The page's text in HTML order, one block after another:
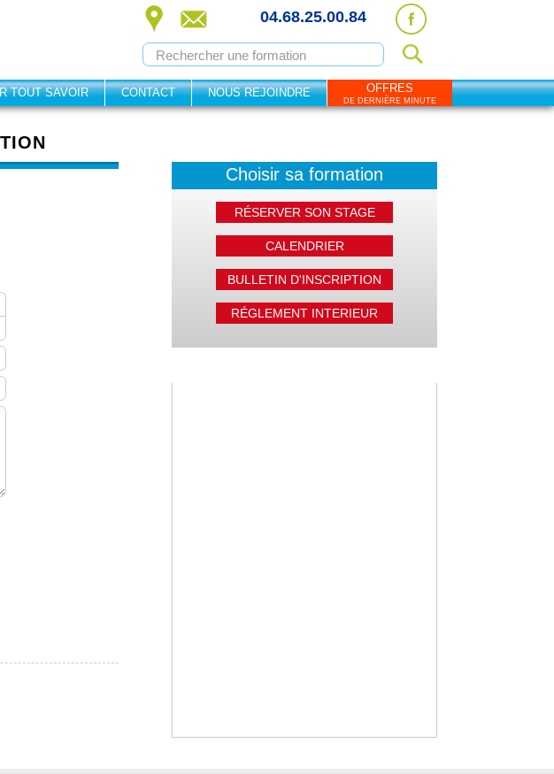
04.68.25.00.84
TOUT SAVOIR CONTACT NOUS REJOINDRE OFFRES
DE DERNIÈRE MINUTE
Choisir sa formation
RÉSERVER SON STAGE
CALENDRIER
BULLETIN D'INSCRIPTION
RÉGLEMENT INTERIEUR